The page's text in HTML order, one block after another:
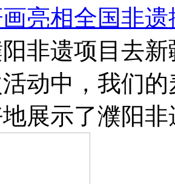
亮相全国非
非遗项目去
动中，我们
展示了濮阳非